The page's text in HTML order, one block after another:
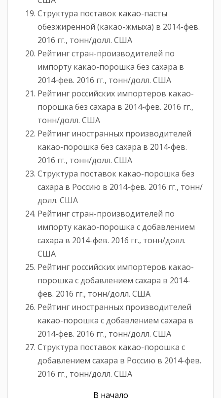
Структура поставок какао-пасты
обезжиренной (какао-жмыха) в 2014-фев.
2016 гг., тонн/долл. США
Рейтинг стран-производителей по
импорту какао-порошка без сахара в
2014-фев. 2016 гг., тонн/долл. США
Рейтинг российских импортеров какао-
порошка без сахара в 2014-фев. 2016 гг.,
тонн/долл. США
Рейтинг иностранных производителей
какао-порошка без сахара в 2014-фев.
2016 гг., тонн/долл. США
Структура поставок какао-порошка без
сахара в Россию в 2014-фев. 2016 гг., тонн/
долл. США
Рейтинг стран-производителей по
импорту какао-порошка c добавлением
сахара в 2014-фев. 2016 гг., тонн/долл.
США
Рейтинг российских импортеров какао-
порошка c добавлением сахара в 2014-
фев. 2016 гг., тонн/долл. США
Рейтинг иностранных производителей
какао-порошка c добавлением сахара в
2014-фев. 2016 гг., тонн/долл. США
Структура поставок какао-порошка c
добавлением сахара в Россию в 2014-фев.
2016 гг., тонн/долл. США
В начало